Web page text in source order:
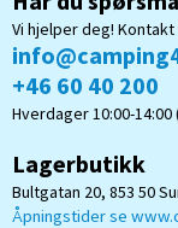
Vi hjelper deg!
+46 60 40 200
Hverdager 10:00-
Lagerbutikk
Bultgatan 20, 853 50
Åpningstider se